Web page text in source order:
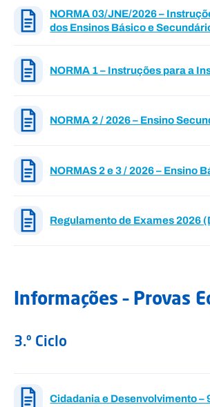
NORMA 03/JNE/2026 –
dos Ensinos Básico e
NORMA 1 – Instruções para a
NORMA 2 / 2026 – Ensino
NORMAS 2 e 3 / 2026 – Ensino
Regulamento de Exames 2026
Informações – Provas
3.º Ciclo
Cidadania e Desenvolvimento –